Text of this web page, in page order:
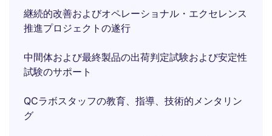
継続的改善およびオペレーショナル・エクセレンス
推進プロジェクトの遂行
中間体および最終製品の出荷判定試験および安定性
試験のサポート
QCラボスタッフの教育、指導、技術的メンタリン
グ